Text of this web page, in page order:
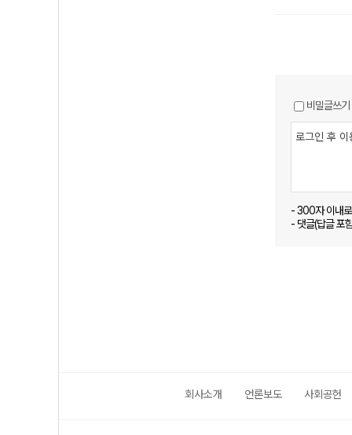
비밀글쓰기
- 300자 이내
- 댓글(답글 포
회사소개 언론보도 사회공헌